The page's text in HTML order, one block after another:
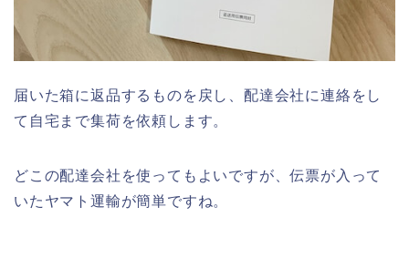
届いた箱に返品するものを戻し、配達会社に連絡をし
て自宅まで集荷を依頼します。
どこの配達会社を使ってもよいですが、伝票が入って
いたヤマト運輸が簡単ですね。